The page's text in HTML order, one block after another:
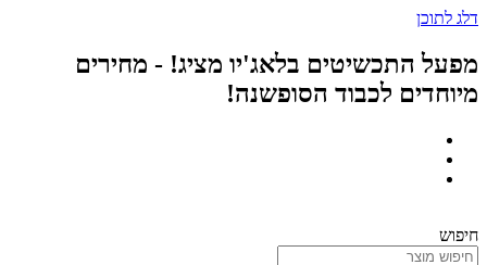
דלג לתוכן
מפעל התכשיטים בלאג'יו מציג! - מחירים
מיוחדים לכבוד הסופשנה!
חיפוש